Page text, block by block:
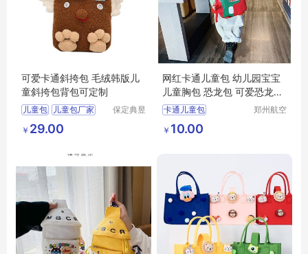
可爱卡通斜挎包 毛绒韩版儿
童斜挎包背包可定制
儿童包
儿童包厂家
儿童包批发
儿童包定制
保定典昱
￥ 29.00
网红卡通儿童包 幼儿园宝宝
儿童胸包 恐龙包 可爱恐龙防
走失背包
卡通儿童包
幼儿园宝宝儿童胸包
恐龙包
郑州航空
￥ 10.00